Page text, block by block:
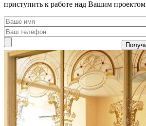
приступить к работе над Вашим проектом